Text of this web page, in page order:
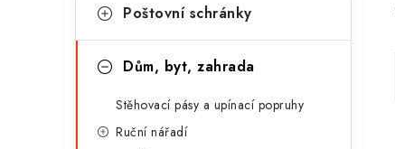
kategorie
a
Poštovní schránky
Dům, byt, zahrada
Stěhovací pásy a upínací popruhy
Ruční nářadí